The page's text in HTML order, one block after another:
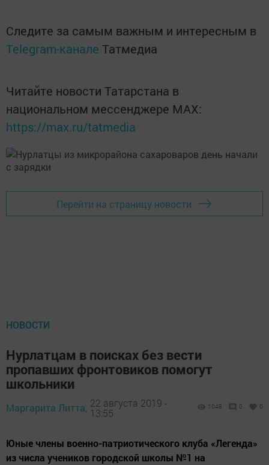
Следите за самым важным и интересным в
Telegram-канале Татмедиа
Читайте новости Татарстана в
национальном мессенджере MАХ:
https://max.ru/tatmedia
Перейти на страницу новости
НОВОСТИ
Нурлатцам в поисках без вести
пропавших фронтовиков помогут
школьники
Маргарита Литта, 22 августа 2019 -
13:55
1048 0 0
Юные члены военно-патриотического клуба «Легенда»
из числа учеников городской школы №1 на